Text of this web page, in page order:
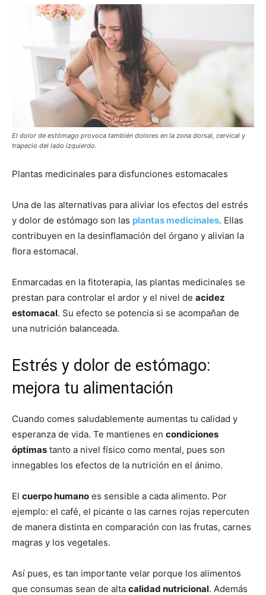
El dolor de estómago provoca también dolores en la zona dorsal, cervical y
trapecio del lado izquierdo.
Plantas medicinales para disfunciones estomacales
Una de las alternativas para aliviar los efectos del estrés
y dolor de estómago son las plantas medicinales. Ellas
contribuyen en la desinflamación del órgano y alivian la
flora estomacal.
Enmarcadas en la fitoterapia, las plantas medicinales se
prestan para controlar el ardor y el nivel de acidez
estomacal. Su efecto se potencia si se acompañan de
una nutrición balanceada.
Estrés y dolor de estómago:
mejora tu alimentación
Cuando comes saludablemente aumentas tu calidad y
esperanza de vida. Te mantienes en condiciones
óptimas tanto a nivel físico como mental, pues son
innegables los efectos de la nutrición en el ánimo.
El cuerpo humano es sensible a cada alimento. Por
ejemplo: el café, el picante o las carnes rojas repercuten
de manera distinta en comparación con las frutas, carnes
magras y los vegetales.
Así pues, es tan importante velar porque los alimentos
que consumas sean de alta calidad nutricional. Además